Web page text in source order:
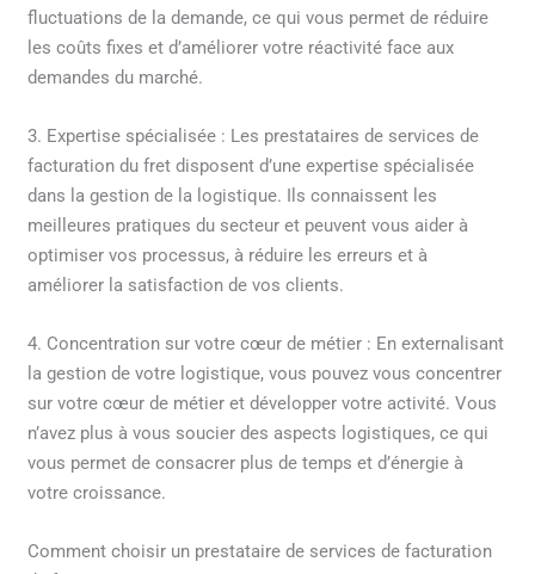
fluctuations de la demande, ce qui vous permet de réduire
les coûts fixes et d’améliorer votre réactivité face aux
demandes du marché.
3. Expertise spécialisée : Les prestataires de services de
facturation du fret disposent d’une expertise spécialisée
dans la gestion de la logistique. Ils connaissent les
meilleures pratiques du secteur et peuvent vous aider à
optimiser vos processus, à réduire les erreurs et à
améliorer la satisfaction de vos clients.
4. Concentration sur votre cœur de métier : En externalisant
la gestion de votre logistique, vous pouvez vous concentrer
sur votre cœur de métier et développer votre activité. Vous
n’avez plus à vous soucier des aspects logistiques, ce qui
vous permet de consacrer plus de temps et d’énergie à
votre croissance.
Comment choisir un prestataire de services de facturation